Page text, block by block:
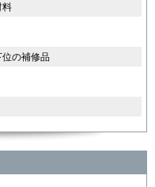
料
位の補修品